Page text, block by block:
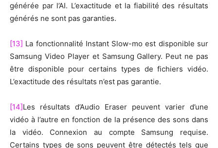
générée par l’AI. L’exactitude et la fiabilité des résultats
générés ne sont pas garanties.
[13] La fonctionnalité Instant Slow-mo est disponible sur
Samsung Video Player et Samsung Gallery. Peut ne pas
être disponible pour certains types de fichiers vidéo.
L’exactitude des résultats n’est pas garantie.
[14]Les résultats d’Audio Eraser peuvent varier d’une
vidéo à l’autre en fonction de la présence des sons dans
la vidéo. Connexion au compte Samsung requise.
Certains types de sons peuvent être détectés tels que